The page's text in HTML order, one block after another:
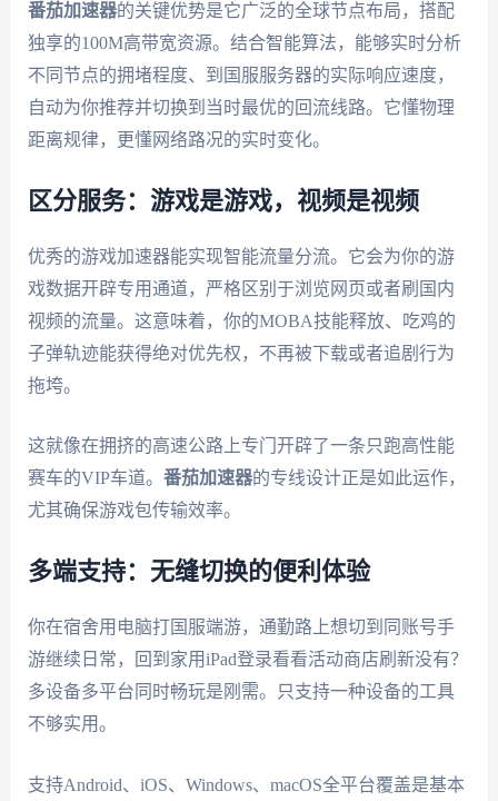
番茄加速器的关键优势是它广泛的全球节点布局，搭配
独享的100M高带宽资源。结合智能算法，能够实时分析
不同节点的拥堵程度、到国服服务器的实际响应速度，
自动为你推荐并切换到当时最优的回流线路。它懂物理
距离规律，更懂网络路况的实时变化。
区分服务：游戏是游戏，视频是视频
优秀的游戏加速器能实现智能流量分流。它会为你的游
戏数据开辟专用通道，严格区别于浏览网页或者刷国内
视频的流量。这意味着，你的MOBA技能释放、吃鸡的
子弹轨迹能获得绝对优先权，不再被下载或者追剧行为
拖垮。
这就像在拥挤的高速公路上专门开辟了一条只跑高性能
赛车的VIP车道。 番茄加速器的专线设计正是如此运作，
尤其确保游戏包传输效率。
多端支持：无缝切换的便利体验
你在宿舍用电脑打国服端游，通勤路上想切到同账号手
游继续日常，回到家用iPad登录看看活动商店刷新没有？
多设备多平台同时畅玩是刚需。只支持一种设备的工具
不够实用。
支持Android、iOS、Windows、macOS全平台覆盖是基本